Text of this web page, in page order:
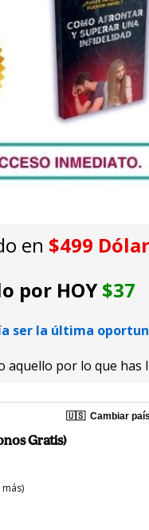
en $499
por HOY $37
ser la última
aquello por lo que has
🇺🇸 Cambiar país
Gratis)